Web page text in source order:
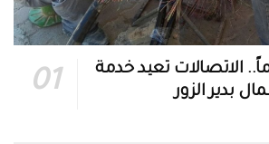
14 عاماً.. الاتصالات تعيد خدمة
بدير الزور